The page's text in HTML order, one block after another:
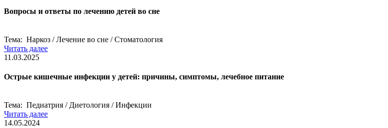
Вопросы и ответы по лечению детей во сне
Тема: Наркоз / Лечение во сне / Стоматология
Читать далее
11.03.2025
Острые кишечные инфекции у детей: причины, симптомы, лечебное питание
Тема: Педиатрия / Диетология / Инфекции
Читать далее
14.05.2024